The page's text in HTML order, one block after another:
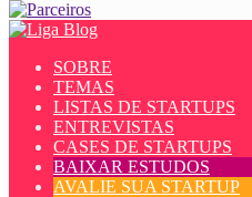
SOBRE
TEMAS
LISTAS DE STARTUPS
ENTREVISTAS
CASES DE STARTUPS
BAIXAR ESTUDOS
AVALIE SUA STARTUP